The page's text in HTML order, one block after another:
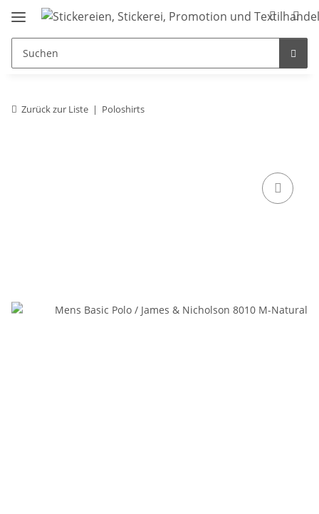
Zurück zur Liste Poloshirts